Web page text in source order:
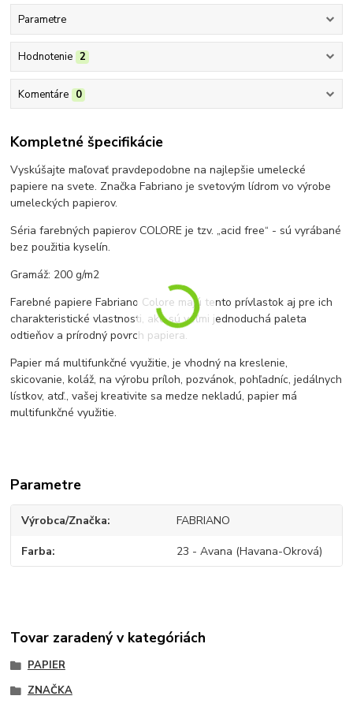
Parametre
Hodnotenie 2
Komentáre 0
Kompletné špecifikácie
Vyskúšajte maľovať pravdepodobne na najlepšie umelecké
papiere na svete. Značka Fabriano je svetovým lídrom vo výrobe
umeleckých papierov.
Séria farebných papierov COLORE je tzv. „acid free“ - sú vyrábané
bez použitia kyselín.
Gramáž: 200 g/m2
Farebné papiere Fabriano Colore majú tento prívlastok aj pre ich
charakteristické vlastnosti, ako sú veľmi jednoduchá paleta
odtieňov a prírodný povrch papiera.
Papier má multifunkčné využitie, je vhodný na kreslenie,
skicovanie, koláž, na výrobu príloh, pozvánok, pohľadníc, jedálnych
lístkov, atď., vašej kreativite sa medze nekladú, papier má
multifunkčné využitie.
Parametre
Výrobca/Značka FABRIANO
Farba 23 - Avana (Havana-Okrová)
Tovar zaradený v kategóriách
PAPIER
ZNAČKA